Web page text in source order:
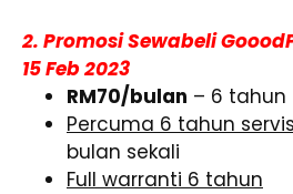
2. Promosi Sewabeli
15 Feb 2023
RM70/bulan – 6 tahun
Percuma 6 tahun
bulan sekali
Full warranti 6 tahun